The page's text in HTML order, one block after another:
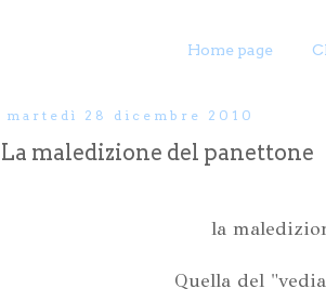
Home page
martedì 28 dicembre 2010
La maledizione del panettone
la
Quella del